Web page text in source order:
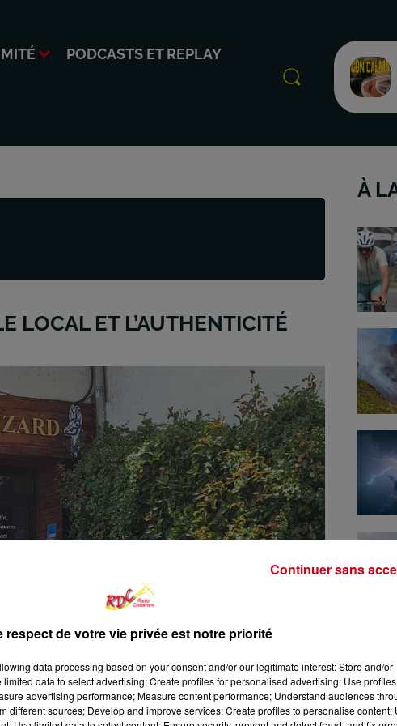
PODCASTS ET REPLAY
LOCAL ET L’AUTHENTICITÉ
À
respect de votre vie privée est notre priorité
data processing based on your consent and/or our legitimate interest: Store and/or
data to select advertising; Create profiles for personalised advertising; Use
advertising performance; Measure content performance; Understand audiences
different sources; Develop and improve services; Create profiles to personalise content;
Continuer sans